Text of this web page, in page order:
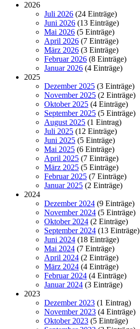
2026
Juli 2026 (24 Einträge)
Juni 2026 (13 Einträge)
Mai 2026 (5 Einträge)
April 2026 (7 Einträge)
März 2026 (3 Einträge)
Februar 2026 (8 Einträge)
Januar 2026 (4 Einträge)
2025
Dezember 2025 (3 Einträge)
November 2025 (2 Einträge)
Oktober 2025 (4 Einträge)
September 2025 (5 Einträge)
August 2025 (1 Eintrag)
Juli 2025 (12 Einträge)
Juni 2025 (5 Einträge)
Mai 2025 (6 Einträge)
April 2025 (7 Einträge)
März 2025 (5 Einträge)
Februar 2025 (7 Einträge)
Januar 2025 (2 Einträge)
2024
Dezember 2024 (9 Einträge)
November 2024 (5 Einträge)
Oktober 2024 (2 Einträge)
September 2024 (13 Einträge)
Juni 2024 (18 Einträge)
Mai 2024 (7 Einträge)
April 2024 (2 Einträge)
März 2024 (4 Einträge)
Februar 2024 (4 Einträge)
Januar 2024 (3 Einträge)
2023
Dezember 2023 (1 Eintrag)
November 2023 (4 Einträge)
Oktober 2023 (5 Einträge)